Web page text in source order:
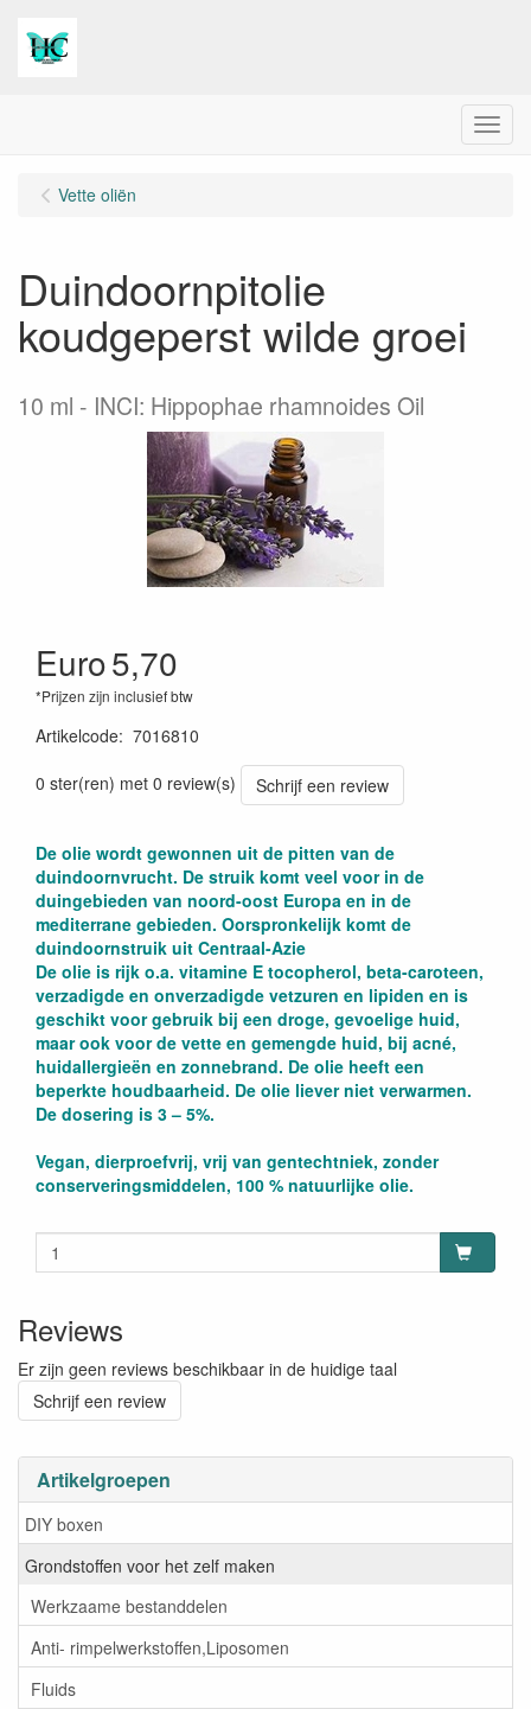
Menu
Artikelgroepen
DIY boxen
Grondstoffen voor het zelf maken
Werkzaame bestanddelen
Anti- rimpelwerkstoffen,Liposomen
Fluids
Vette oliën
Duindoornpitolie
koudgeperst wilde groei
10 ml INCI: Hippophae rhamnoides Oil
Euro5,70
*Prijzen zijn inclusief btw
Artikelcode: 7016810
0 ster(ren) met 0 review(s)
Schrijf een review
De olie wordt gewonnen uit de pitten van de
duindoornvrucht. De struik komt veel voor in de
duingebieden van noord-oost Europa en in de
mediterrane gebieden. Oorspronkelijk komt de
duindoornstruik uit Centraal-Azie
De olie is rijk o.a. vitamine E tocopherol, beta-caroteen,
verzadigde en onverzadigde vetzuren en lipiden en is
geschikt voor gebruik bij een droge, gevoelige huid,
maar ook voor de vette en gemengde huid, bij acné,
huidallergieën en zonnebrand. De olie heeft een
beperkte houdbaarheid. De olie liever niet verwarmen.
De dosering is 3 – 5%.
Vegan, dierproefvrij, vrij van gentechtniek, zonder
conserveringsmiddelen, 100 % natuurlijke olie.
Reviews
Er zijn geen reviews beschikbaar in de huidige taal
Schrijf een review